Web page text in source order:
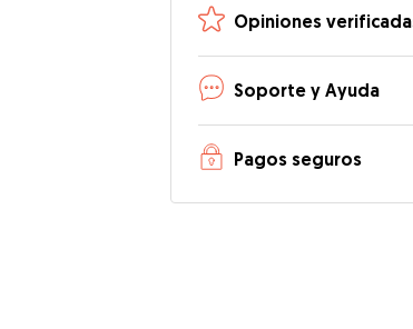
Opiniones
Soporte y Ayuda
Pagos seguros